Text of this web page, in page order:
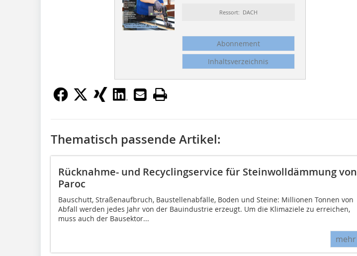
Ressort: DACH
Abonnement
Inhaltsverzeichnis
Thematisch passende Artikel:
Rücknahme- und Recyclingservice für Steinwolldämmung von
Paroc
Bauschutt, Straßenaufbruch, Baustellenabfälle, Boden und Steine: Millionen Tonnen von
Abfall werden jedes Jahr von der Bauindustrie erzeugt. Um die Klimaziele zu erreichen,
muss auch der Bausektor...
mehr